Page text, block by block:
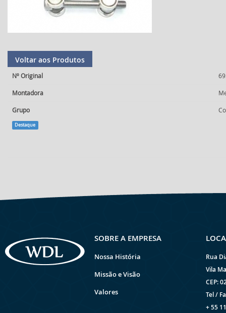
Voltar aos Produtos
Nº Original
Montadora
Grupo
Destaque
SOBRE A EMPRESA
Nossa História
Missão e Visão
Valores
Rua
Vila
CEP:
Tel /
+ 55